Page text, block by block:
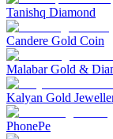
Tanishq Diamond
Candere Gold Coin
Malabar Gold &
Kalyan Gold
PhonePe